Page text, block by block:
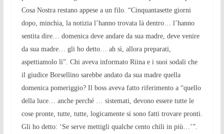
Cosa Nostra restano appese a un filo. “Cinquantasette giorni
dopo, minchia, la notizia l’hanno trovata là dentro… l’hanno
sentita dire… domenica deve andare da sua madre, deve venire
da sua madre… gli ho detto… ah sì, allora preparati,
aspettiamolo lì”. Chi aveva informato Riina e i suoi sodali che
il giudice Borsellino sarebbe andato da sua madre quella
domenica pomeriggio? Il boss aveva fatto riferimento a “quello
della luce… anche perché … sistemati, devono essere tutte le
cose pronte, tutte, tutte, logicamente si sono fatti trovare pronti.
Gli ho detto: ‘Se serve mettigli qualche cento chili in più…’”.